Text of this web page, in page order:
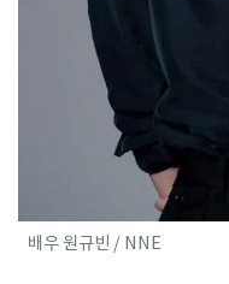
배우 원규빈 / NNE